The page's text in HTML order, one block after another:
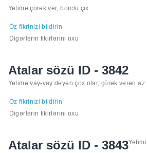
Yetimə çörək ver, borclu çıx.
Öz fikrinizi bildirin
Digərlərin fikirlərini oxu
Atalar sözü ID - 3842
Yetimə vay-vay deyən çox olar, çörək verən az.
Öz fikrinizi bildirin
Digərlərin fikirlərini oxu
Atalar sözü ID - 3843Yetimi